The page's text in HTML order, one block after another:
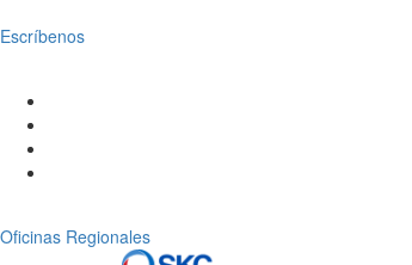
Escríbenos
Oficinas Regionales